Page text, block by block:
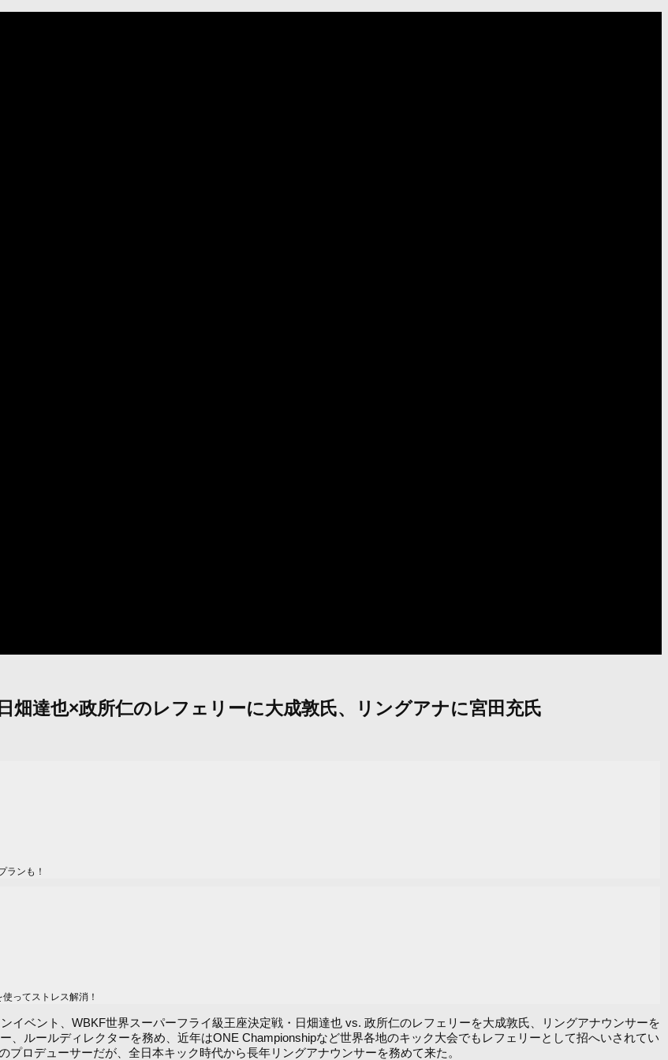
畑達也×政所仁のレフェリーに大成敦氏、リングアナに宮田充氏
ランも！
ってストレス解消！
ベント、WBKF世界スーパーフライ級王座決定戦・日畑達也 vs. 政所仁のレフェリーを大成敦氏、リングアナウンサーを
ルールディレクターを務め、近年はONE Championshipなど世界各地のキック大会でもレフェリーとして招へいされてい
ロデューサーだが、全日本キック時代から長年リングアナウンサーを務めて来た。